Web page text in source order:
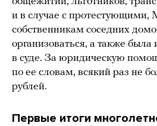
и в случае с протестующими,
собственникам соседних
организоваться, а также
в суде. За юридическую
по ее словам, всякий раз не
рублей.
Первые итоги